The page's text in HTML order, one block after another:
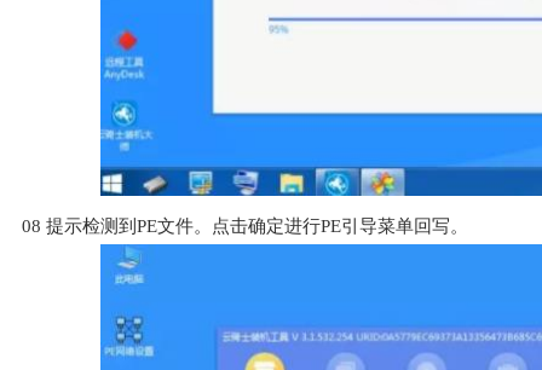
08 提示检测到PE文件。点击确定进行PE引导菜单回写。